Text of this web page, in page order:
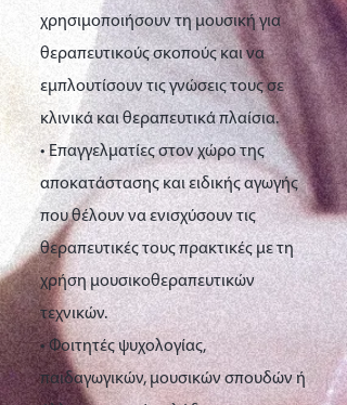
χρησιμοποιήσουν τη μουσική για
θεραπευτικούς σκοπούς και να
εμπλουτίσουν τις γνώσεις τους σε
κλινικά και θεραπευτικά πλαίσια.
• Επαγγελματίες στον χώρο της
αποκατάστασης και ειδικής αγωγής
που θέλουν να ενισχύσουν τις
θεραπευτικές τους πρακτικές με τη
χρήση μουσικοθεραπευτικών
τεχνικών.
• Φοιτητές ψυχολογίας,
παιδαγωγικών, μουσικών σπουδών ή